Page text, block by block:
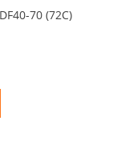
70 (72C)